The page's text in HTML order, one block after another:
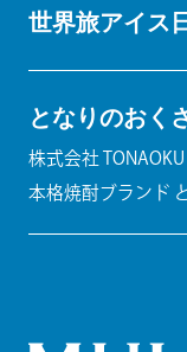
世界旅アイス
となりのおく
株式会社
本格焼酎ブランド